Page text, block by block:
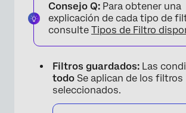
Consejo Q: Para obtener una
explicación de cada tipo de
consulte Tipos de Filtro
Filtros guardados: Las
todo Se aplican de los filtros
seleccionados.